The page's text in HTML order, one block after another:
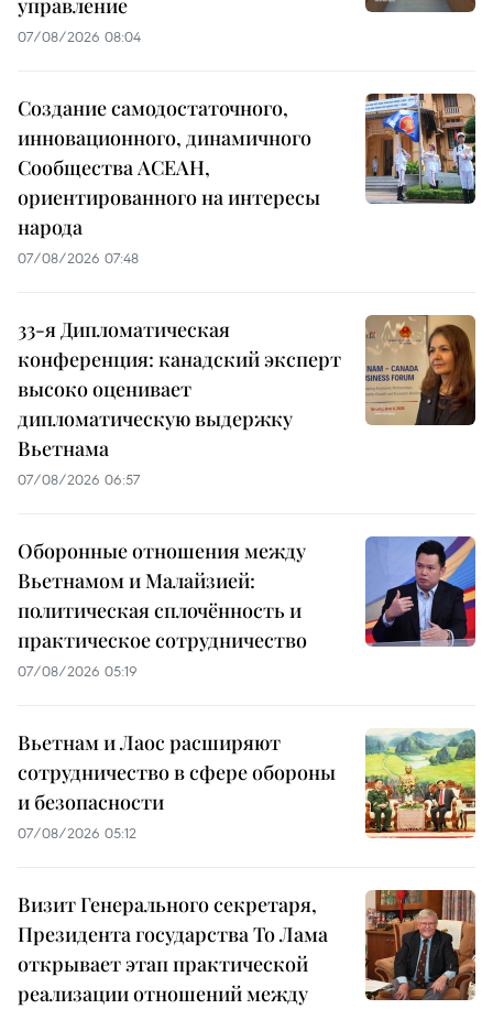
управление
07/08/2026 08:04
Создание самодостаточного,
инновационного, динамичного
Сообщества АСЕАН,
ориентированного на интересы
народа
07/08/2026 07:48
33-я Дипломатическая
конференция: канадский эксперт
высоко оценивает
дипломатическую выдержку
Вьетнама
07/08/2026 06:57
Оборонные отношения между
Вьетнамом и Малайзией:
политическая сплочённость и
практическое сотрудничество
07/08/2026 05:19
Вьетнам и Лаос расширяют
сотрудничество в сфере обороны
и безопасности
07/08/2026 05:12
Визит Генерального секретаря,
Президента государства То Лама
открывает этап практической
реализации отношений между